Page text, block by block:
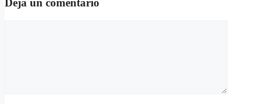
Deja un comentario